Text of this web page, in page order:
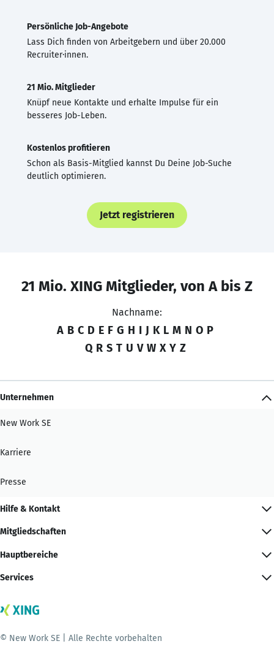
Persönliche Job-Angebote
Lass Dich finden von Arbeitgebern und über 20.000
Recruiter·innen.
21 Mio. Mitglieder
Knüpf neue Kontakte und erhalte Impulse für ein
besseres Job-Leben.
Kostenlos profitieren
Schon als Basis-Mitglied kannst Du Deine Job-Suche
deutlich optimieren.
Jetzt registrieren
21 Mio. XING Mitglieder, von A bis Z
Nachname:
A B C D E F G H I J K L M N O P
Q R S T U V W X Y Z
Unternehmen
New Work SE
Karriere
Presse
Hilfe & Kontakt
Mitgliedschaften
Hauptbereiche
Services
© New Work SE | Alle Rechte vorbehalten